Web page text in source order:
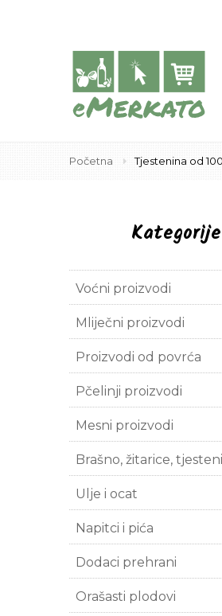
Početna Tjestenina od
Kategorije
Voćni proizvodi
Mliječni proizvodi
Proizvodi od povrća
Pčelinji proizvodi
Mesni proizvodi
Brašno, žitarice,
Ulje i ocat
Napitci i pića
Dodaci prehrani
Orašasti plodovi